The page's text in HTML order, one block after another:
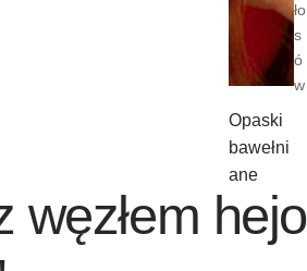
ło
s
ó
w
Opaski
bawełni
ane
Opaski
welurow
węzłem hejo